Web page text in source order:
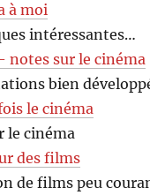
à moi
intéressantes…
notes sur le cinéma
bien
le cinéma
le cinéma
des films
de films peu